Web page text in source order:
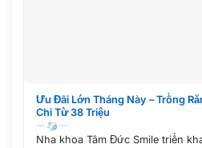
Ưu Đãi Lớn Tháng Này – Trồng
Chỉ Từ 38 Triệu
Nha khoa Tâm Đức Smile triển